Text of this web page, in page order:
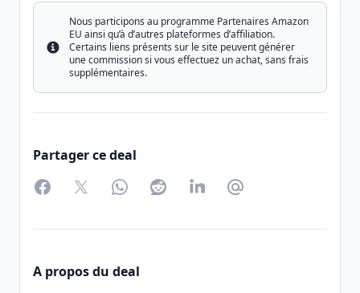
Info
Nous participons au programme Partenaires Amazon
EU ainsi qu’à d’autres plateformes d’affiliation.
Certains liens présents sur le site peuvent générer
une commission si vous effectuez un achat, sans frais
supplémentaires.
Partager ce deal
FacebookTwitterWhatsAppRedditLinkedInPartager par Email
A propos du deal